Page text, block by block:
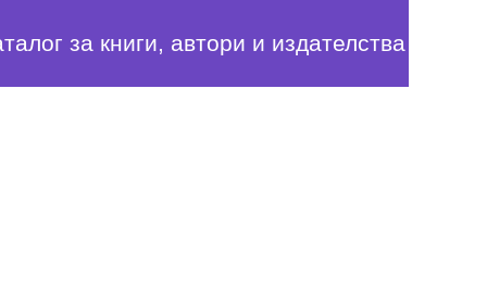
за книги, автори и издателства